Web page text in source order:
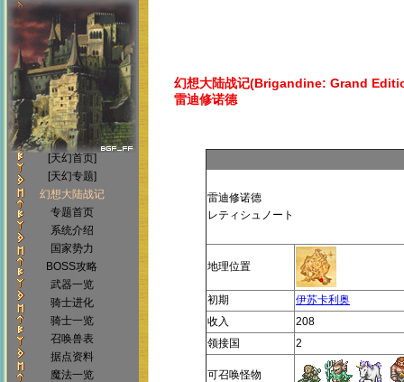
幻想大陆战记(Brigandine: Grand
雷迪修诺德
雷迪修诺德
レティシュノート
地理位置
初期
伊苏卡利奥
收入
208
领接国
2
可召唤怪物
[天幻首页]
[天幻专题]
幻想大陆战记
专题首页
系统介绍
国家势力
BOSS攻略
武器一览
骑士进化
骑士一览
召唤兽表
据点资料
魔法一览